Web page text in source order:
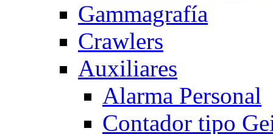
Gammagrafía
Crawlers
Auxiliares
Alarma Personal
Contador tipo